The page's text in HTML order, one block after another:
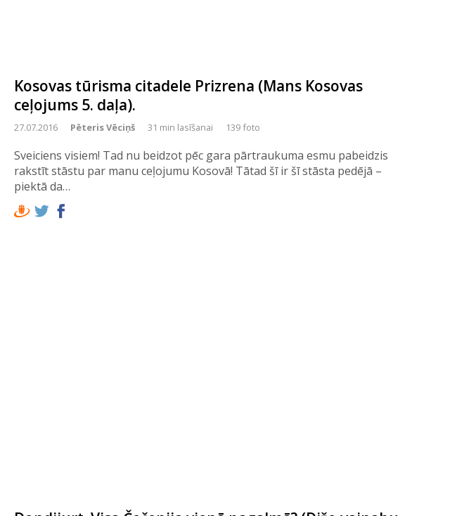
Kosovas tūrisma citadele Prizrena (Mans Kosovas
ceļojums 5. daļa).
27.07.2016 Pēteris Vēciņš 31 min lasīšanai 139 foto
Sveiciens visiem! Tad nu beidzot pēc gara pārtraukuma esmu pabeidzis
rakstīt stāstu par manu ceļojumu Kosovā! Tātad šī ir šī stāsta pedējā –
piektā da…